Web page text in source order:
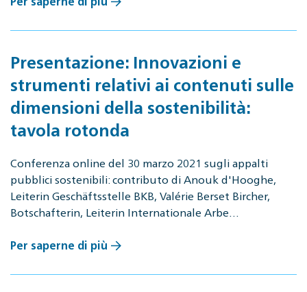
Presentazione: Innovazioni e
strumenti relativi ai contenuti sulle
dimensioni della sostenibilità:
tavola rotonda
Conferenza online del 30 marzo 2021 sugli appalti
pubblici sostenibili: contributo di Anouk d'Hooghe,
Leiterin Geschäftsstelle BKB, Valérie Berset Bircher,
Botschafterin, Leiterin Internationale Arbe…
Per saperne di più